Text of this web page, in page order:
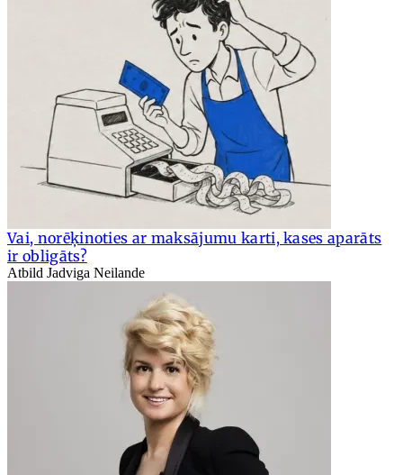
Vai, norēķinoties ar maksājumu karti, kases aparāts
ir obligāts?
Atbild Jadviga Neilande